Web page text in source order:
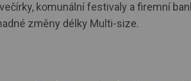
komunální festivaly a firemní
změny délky Multi-size.